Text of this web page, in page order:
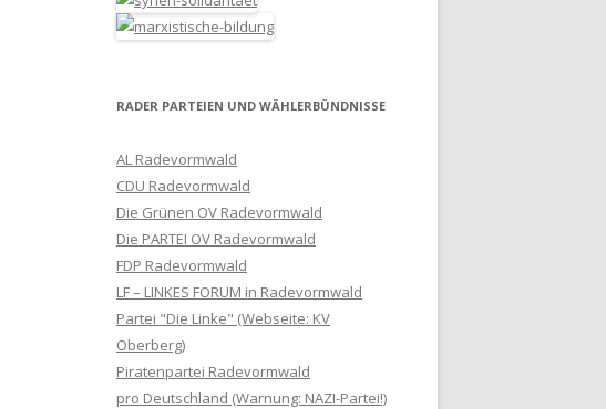
RADER PARTEIEN UND WÄHLERBÜNDNISSE
AL Radevormwald
CDU Radevormwald
Die Grünen OV Radevormwald
Die PARTEI OV Radevormwald
FDP Radevormwald
LF – LINKES FORUM in Radevormwald
Partei "Die Linke" (Webseite: KV
Oberberg)
Piratenpartei Radevormwald
pro Deutschland (Warnung: NAZI-Partei!)